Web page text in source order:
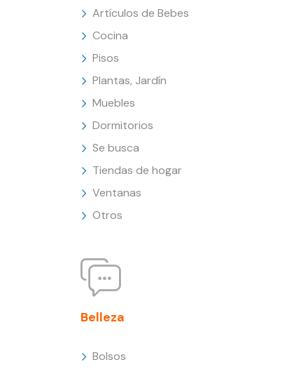
Artículos de Bebes
Cocina
Pisos
Plantas, Jardín
Muebles
Dormitorios
Se busca
Tiendas de hogar
Ventanas
Otros
Belleza
Bolsos